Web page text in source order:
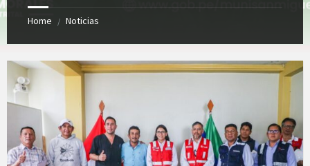
Home / Noticias